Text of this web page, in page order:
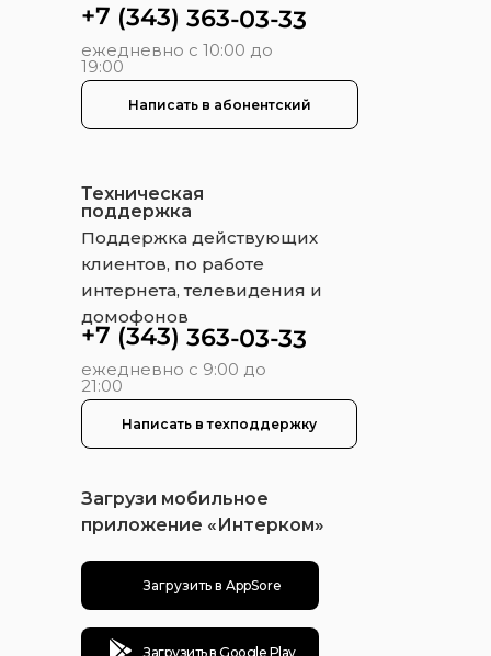
Написать в абонентский
+7 (343) 363-03-33
ежедневно с 10:00 до
19:00
Загрузи мобильное
приложение «Интерком»
Написать в техподдержку
Техническая
поддержка
+7 (343) 363-03-33
ежедневно с 9:00 до
21:00
Поддержка действующих
клиентов, по работе
интернета, телевидения и
домофонов
Загрузить в AppSore
Загрузить в Google Play